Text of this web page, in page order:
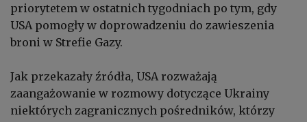
priorytetem w ostatnich tygodniach po tym, gdy
USA pomogły w doprowadzeniu do zawieszenia
broni w Strefie Gazy.
Jak przekazały źródła, USA rozważają
zaangażowanie w rozmowy dotyczące Ukrainy
niektórych zagranicznych pośredników, którzy